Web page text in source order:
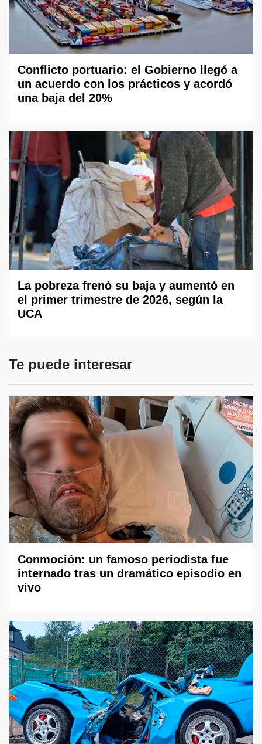
Conflicto portuario: el Gobierno llegó a
un acuerdo con los prácticos y acordó
una baja del 20%
La pobreza frenó su baja y aumentó en
el primer trimestre de 2026, según la
UCA
Te puede interesar
Conmoción: un famoso periodista fue
internado tras un dramático episodio en
vivo